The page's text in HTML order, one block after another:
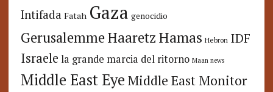
Intifada Fatah Gaza genocidio
GerusalemmeHaaretzHamas Hebron IDF
Israele la grande marcia del ritorno Maan news
Middle East Eye Middle East Monitor